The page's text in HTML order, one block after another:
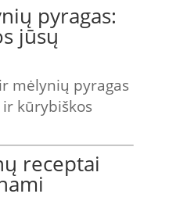
pyragas:
jūsų
mėlynių pyragas
kūrybiškos
receptai